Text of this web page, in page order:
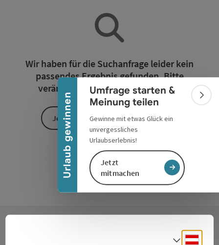
Urlaub gewinnen
Banner einklappen
Umfrage starten &
Meinung teilen
Gewinne mit etwas Glück ein
unvergessliches
Urlaubserlebnis!
Jetzt
mitmachen
Wir haben für die Suchanfrage leider kein
passendes Ergebnis gefunden. Bitte
verändern Sie die Filterfunktionen!
Jetzt alle Filter zurücksetzen